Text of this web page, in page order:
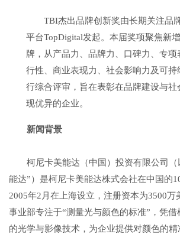
TBI杰出品牌创新奖由长期关注品
平台TopDigital发起。本届奖项聚焦新
牌，从产品力、品牌力、口碑力、专项
行性、商业表现力、社会影响力及可
行综合评审，旨在表彰在品牌建设与社
现优异的企业。
新闻背景
柯尼卡美能达（中国）投资有限公司（
能达”）是柯尼卡美能达株式会社在中国的
2005年2月在上海设立，注册资本为3500万
事业部专注于“测量光与颜色的标准”，凭
的光学与影像技术，为企业提供对颜色的